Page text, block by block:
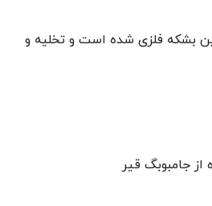
بشکه فلزی شده است و تخلیه و